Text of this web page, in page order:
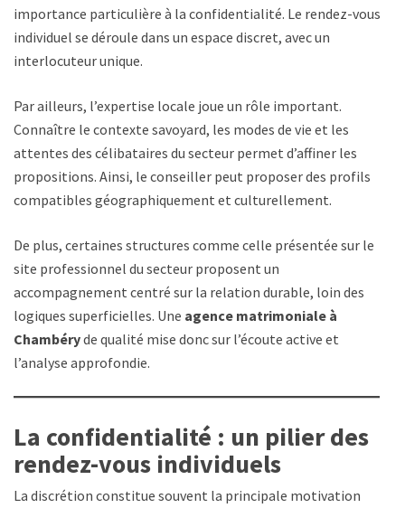
importance particulière à la confidentialité. Le rendez-vous
individuel se déroule dans un espace discret, avec un
interlocuteur unique.
Par ailleurs, l’expertise locale joue un rôle important.
Connaître le contexte savoyard, les modes de vie et les
attentes des célibataires du secteur permet d’affiner les
propositions. Ainsi, le conseiller peut proposer des profils
compatibles géographiquement et culturellement.
De plus, certaines structures comme celle présentée sur le
site professionnel du secteur proposent un
accompagnement centré sur la relation durable, loin des
logiques superficielles. Une agence matrimoniale à
Chambéryde qualité mise donc sur l’écoute active et
l’analyse approfondie.
La confidentialité : un pilier des
rendez-vous individuels
La discrétion constitue souvent la principale motivation